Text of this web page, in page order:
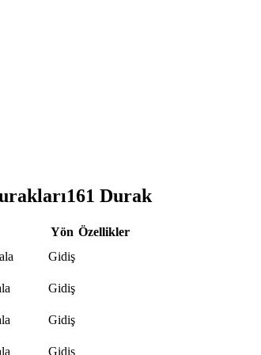
161 Durak
Yön Özellikler
Gidiş
Gidiş
Gidiş
Gidiş